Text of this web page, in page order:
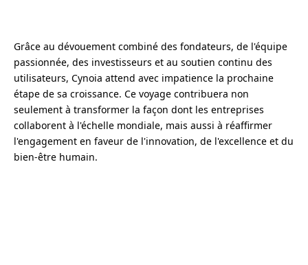
Grâce au dévouement combiné des fondateurs, de l'équipe
passionnée, des investisseurs et au soutien continu des
utilisateurs, Cynoia attend avec impatience la prochaine
étape de sa croissance. Ce voyage contribuera non
seulement à transformer la façon dont les entreprises
collaborent à l'échelle mondiale, mais aussi à réaffirmer
l'engagement en faveur de l'innovation, de l'excellence et du
bien-être humain.